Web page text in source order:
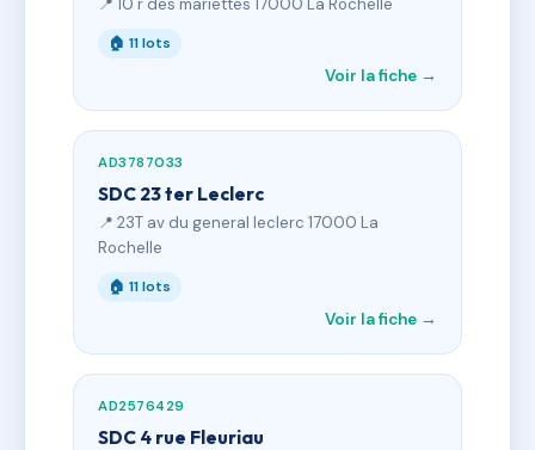
📍 10 r des mariettes 17000 La Rochelle
🏠 11 lots
Voir la fiche →
AD3787033
SDC 23 ter Leclerc
📍 23T av du general leclerc 17000 La
Rochelle
🏠 11 lots
Voir la fiche →
AD2576429
SDC 4 rue Fleuriau